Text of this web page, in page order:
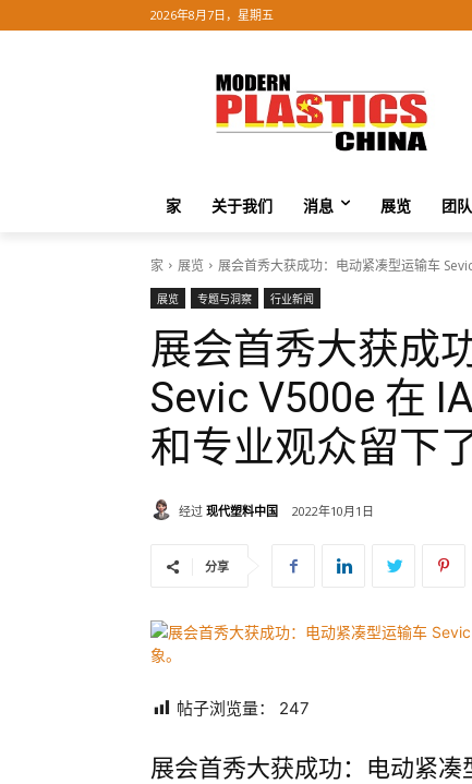
2026年8月7日，星期五
家 关于我们 消息 展览 团队
家 展览 展会首秀大获成功：电动紧凑型运输车
展览 专题与洞察 行业新闻
展会首秀大获成
Sevic V500e 在
和专业观众留下
经过 现代塑料中国 2022年10月1日
分享
帖子浏览量： 247
展会首秀大获成功：电动紧凑